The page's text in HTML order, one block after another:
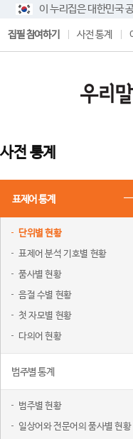
이 누리집은 대한민국
집필 참여하기 사전 통계
사전 통계
표제어 통계
단위별 현황
표제어 분석 기호별 현황
품사별 현황
음절 수별 현황
첫 자모별 현황
다의어 현황
범주별 통계
범주별 현황
일상어와 전문어의 품사별 현황